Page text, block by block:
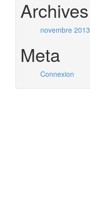
Archives
novembre 2013
Meta
Connexion